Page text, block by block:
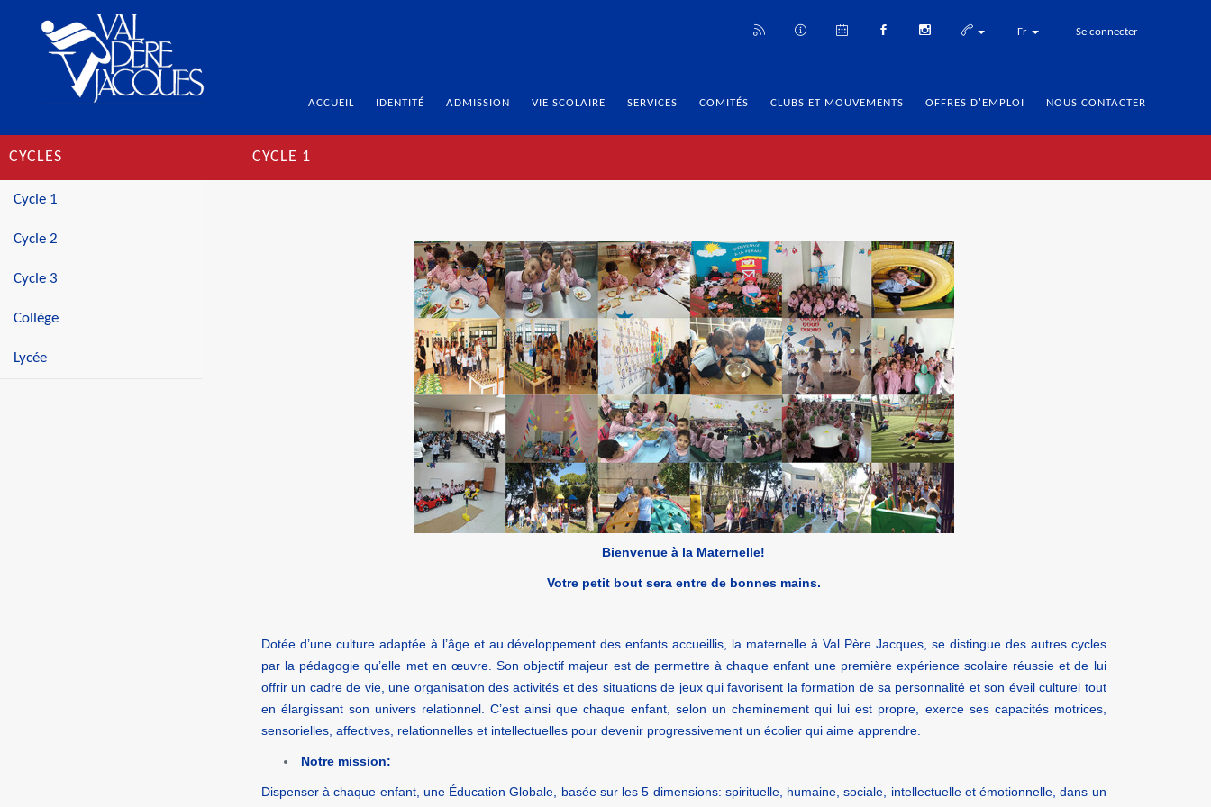
Fr Se connecter
ACCUEIL IDENTITÉ ADMISSION VIE SCOLAIRE SERVICES COMITÉS CLUBS ET MOUVEMENTS OFFRES D'EMPLOI NOUS CONTACTER
CYCLES
Cycle 1
Cycle 2
Cycle 3
Collège
Lycée
CYCLE 1
Bienvenue à la Maternelle!
Votre petit bout sera entre de bonnes mains.
Dotée d’une culture adaptée à l’âge et au développement des enfants accueillis, la maternelle à Val Père Jacques, se distingue des autres cycles
par la pédagogie qu’elle met en œuvre. Son objectif majeur est de permettre à chaque enfant une première expérience scolaire réussie et de lui
offrir un cadre de vie, une organisation des activités et des situations de jeux qui favorisent la formation de sa personnalité et son éveil culturel tout
en élargissant son univers relationnel. C’est ainsi que chaque enfant, selon un cheminement qui lui est propre, exerce ses capacités motrices,
sensorielles, affectives, relationnelles et intellectuelles pour devenir progressivement un écolier qui aime apprendre.
Notre mission:
Dispenser à chaque enfant, une Éducation Globale, basée sur les 5 dimensions: spirituelle, humaine, sociale, intellectuelle et émotionnelle, dans un